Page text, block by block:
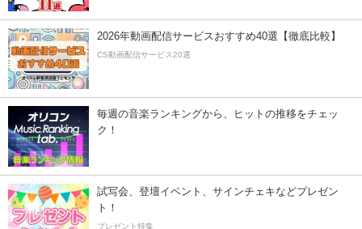
2026年動画配信サービスおすすめ40選【徹底比較】
CS動画配信サービス20選
毎週の音楽ランキングから、ヒットの推移をチェッ
ク！
試写会、登壇イベント、サインチェキなどプレゼン
ト！
プレゼント特集